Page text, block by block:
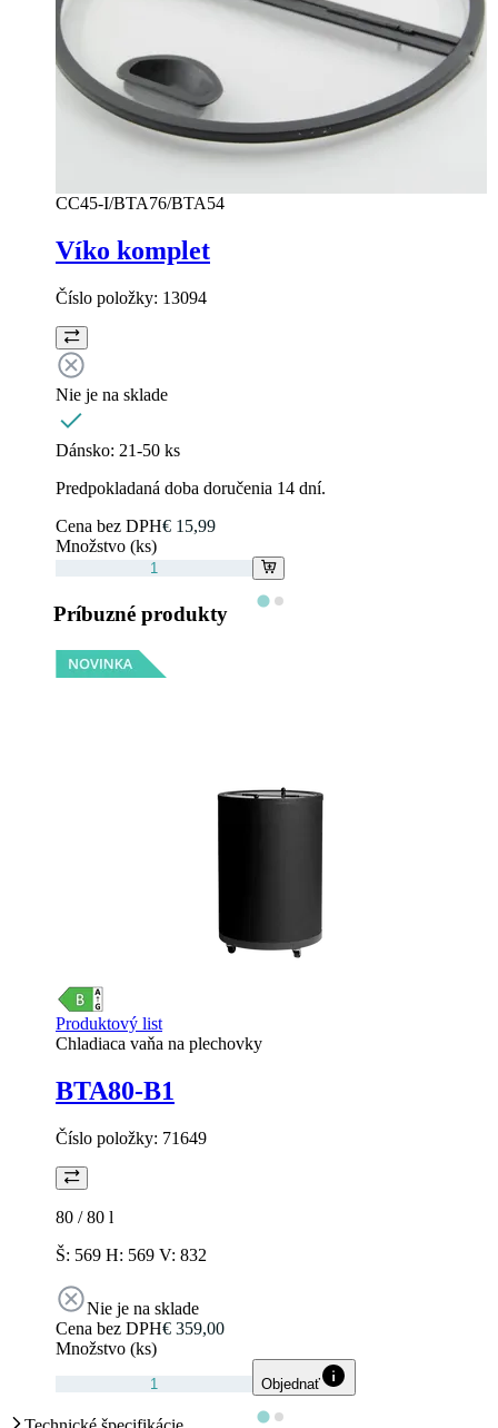
CC45-I/BTA76/BTA54
Víko komplet
Číslo položky: 13094
Nie je na sklade
Dánsko: 21-50 ks
Predpokladaná doba doručenia 14 dní.
Cena bez DPH€ 15,99
Množstvo (ks)
Príbuzné produkty
Produktový list
Chladiaca vaňa na plechovky
BTA80-B1
Číslo položky: 71649
80 / 80 l
Š: 569 H: 569 V: 832
Nie je na sklade
Cena bez DPH€ 359,00
Množstvo (ks)
Objednať